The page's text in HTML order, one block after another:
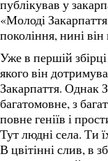
публікував у
«Молоді
покоління, нині
Уже в першій
якого він
Закарпаття. Однак
багатомовне, з
повне геніїв і
Тут людні села. Ти
В цвітінні слив, в